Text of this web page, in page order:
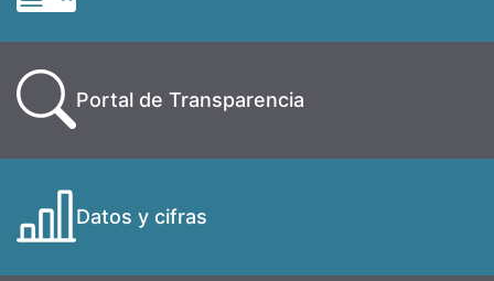
Portal de Transparencia
Datos y cifras